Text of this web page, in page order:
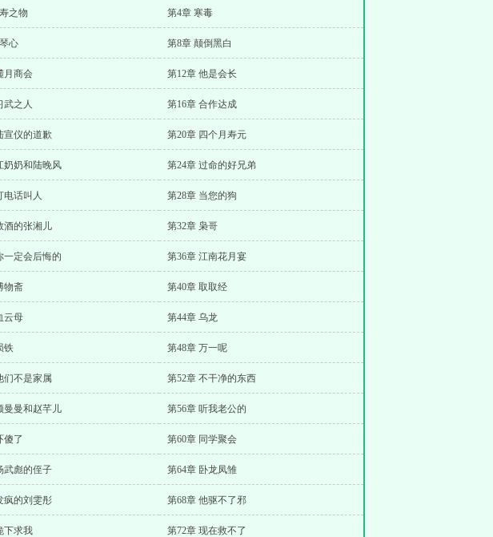
之物 第4章 寒毒
心 第8章 颠倒黑白
月商会 第12章 他是会长
武之人 第16章 合作达成
宣仪的道歉 第20章 四个月寿元
奶奶和陆晚风 第24章 过命的好兄弟
电话叫人 第28章 当您的狗
酒的张湘儿 第32章 枭哥
一定会后悔的 第36章 江南花月宴
物斋 第40章 取取经
云母 第44章 乌龙
铁 第48章 万一呢
们不是家属 第52章 不干净的东西
曼曼和赵芊儿 第56章 听我老公的
傻了 第60章 同学聚会
武彪的侄子 第64章 卧龙凤雏
疯的刘雯彤 第68章 他驱不了邪
下求我 第72章 现在救不了